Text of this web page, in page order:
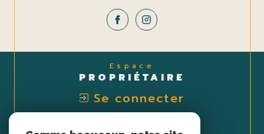
Espace
PROPRIÉTAIRE
Se connecter